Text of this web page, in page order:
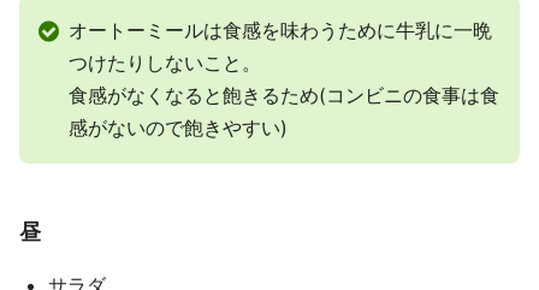
オートーミールは食感を味わうために牛乳に一晩
つけたりしないこと。
食感がなくなると飽きるため(コンビニの食事は食
感がないので飽きやすい)
昼
サラダ